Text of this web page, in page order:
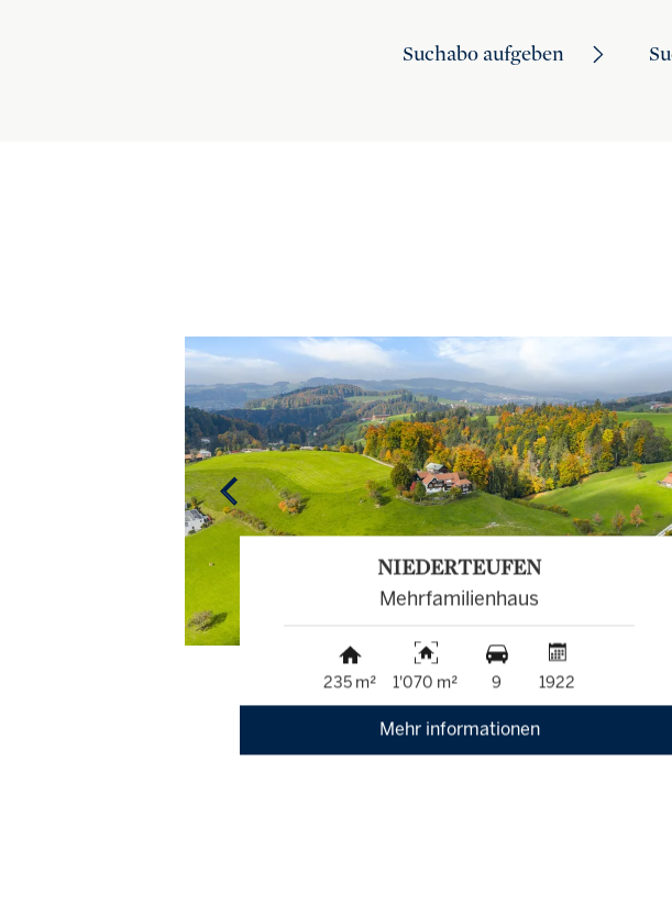
Suchabo aufgeben
NIEDERTEUFEN
Mehrfamilienhaus
235 m² 1'070 m² 9 1922
Mehr informationen